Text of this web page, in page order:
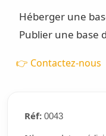
Héberger une
Publier une base
👉 Contactez-nous
Réf:0043